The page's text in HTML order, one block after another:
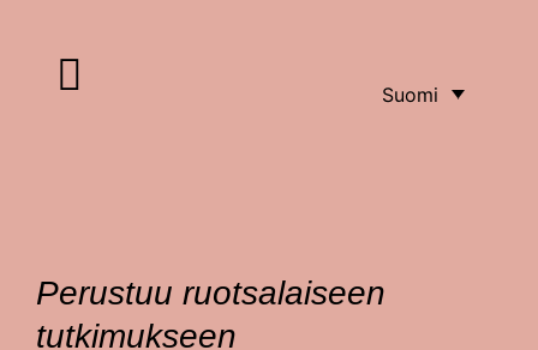
Suomi
Perustuu ruotsalaiseen
tutkimukseen